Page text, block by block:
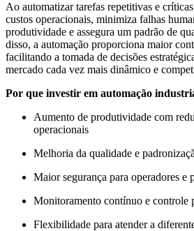
Ao automatizar tarefas repetitivas e
custos operacionais, minimiza falhas
produtividade e assegura um padrão de
disso, a automação proporciona maior
facilitando a tomada de decisões
mercado cada vez mais dinâmico e
Por que investir em automação
Aumento de produtividade com
operacionais
Melhoria da qualidade e
Maior segurança para operadores e
Monitoramento contínuo e controle
Flexibilidade para atender a